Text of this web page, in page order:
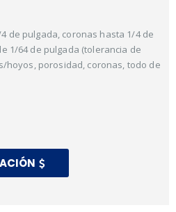
de pulgada, coronas hasta 1/4 de
1/64 de pulgada (tolerancia de
hoyos, porosidad, coronas, todo de